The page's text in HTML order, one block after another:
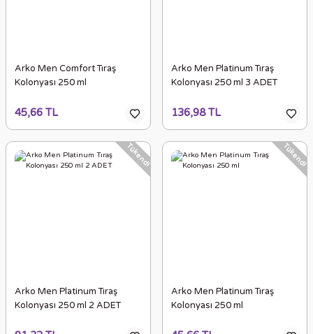
Arko Men Comfort Tıraş
Kolonyası 250 ml
45,66 TL
Arko Men Platinum Tıraş
Kolonyası 250 ml 3 ADET
136,98 TL
Tükendi
Arko Men Platinum Tıraş
Kolonyası 250 ml 2 ADET
Tükendi
Arko Men Platinum Tıraş
Kolonyası 250 ml